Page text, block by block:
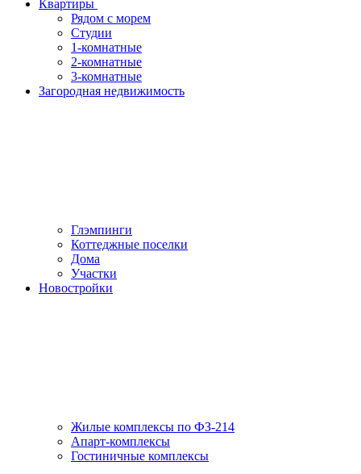
Квартиры
Рядом с морем
Студии
1-комнатные
2-комнатные
3-комнатные
Загородная недвижимость
Глэмпинги
Коттеджные поселки
Дома
Участки
Новостройки
Жилые комплексы по ФЗ-214
Апарт-комплексы
Гостиничные комплексы